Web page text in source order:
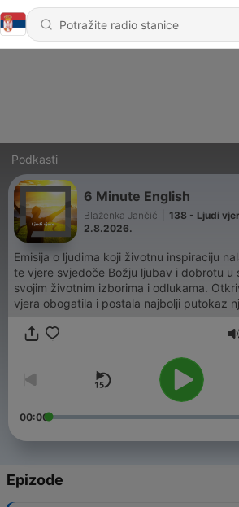
Podkasti
6 Minute English
Blaženka Jančić
138 - Ljudi
2.8.2026.
Emisija o ljudima koji životnu inspiraciju
te vjere svjedoče Božju ljubav i dobrotu u
svojim životnim izborima i odlukama.
vjera obogatila i postala najbolji putokaz
00:00
Epizode